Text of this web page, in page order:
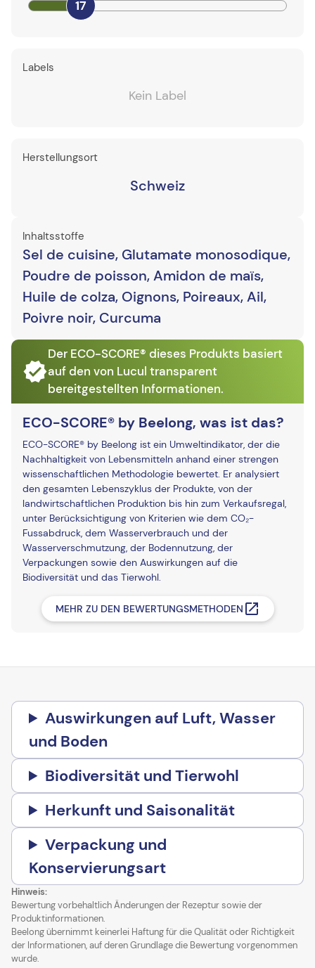
17
Labels
Kein Label
Herstellungsort
Schweiz
Inhaltsstoffe
Sel de cuisine, Glutamate monosodique,
Poudre de poisson, Amidon de maïs,
Huile de colza, Oignons, Poireaux, Ail,
Poivre noir, Curcuma
Der ECO-SCORE® dieses Produkts basiert
auf den von Lucul transparent
bereitgestellten Informationen.
ECO-SCORE® by Beelong, was ist das?
ECO-SCORE® by Beelong ist ein Umweltindikator, der die
Nachhaltigkeit von Lebensmitteln anhand einer strengen
wissenschaftlichen Methodologie bewertet. Er analysiert
den gesamten Lebenszyklus der Produkte, von der
landwirtschaftlichen Produktion bis hin zum Verkaufsregal,
unter Berücksichtigung von Kriterien wie dem CO₂-
Fussabdruck, dem Wasserverbrauch und der
Wasserverschmutzung, der Bodennutzung, der
Verpackungen sowie den Auswirkungen auf die
Biodiversität und das Tierwohl.
MEHR ZU DEN BEWERTUNGSMETHODEN
Auswirkungen auf Luft, Wasser
und Boden
Biodiversität und Tierwohl
Herkunft und Saisonalität
Verpackung und
Konservierungsart
Hinweis:
Bewertung vorbehaltlich Änderungen der Rezeptur sowie der
Produktinformationen.
Beelong übernimmt keinerlei Haftung für die Qualität oder Richtigkeit
der Informationen, auf deren Grundlage die Bewertung vorgenommen
wurde.